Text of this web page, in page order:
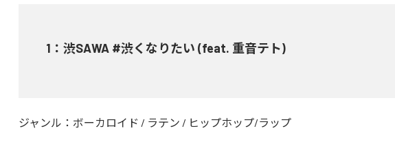
1 ： 渋SAWA #渋くなりたい (feat. 重音テト)
ジャンル： ボーカロイド / ラテン / ヒップホップ/ラップ